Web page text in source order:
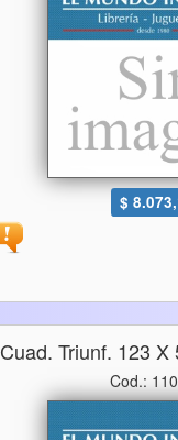
$
Cuad. Triunf. 123
Cod.: